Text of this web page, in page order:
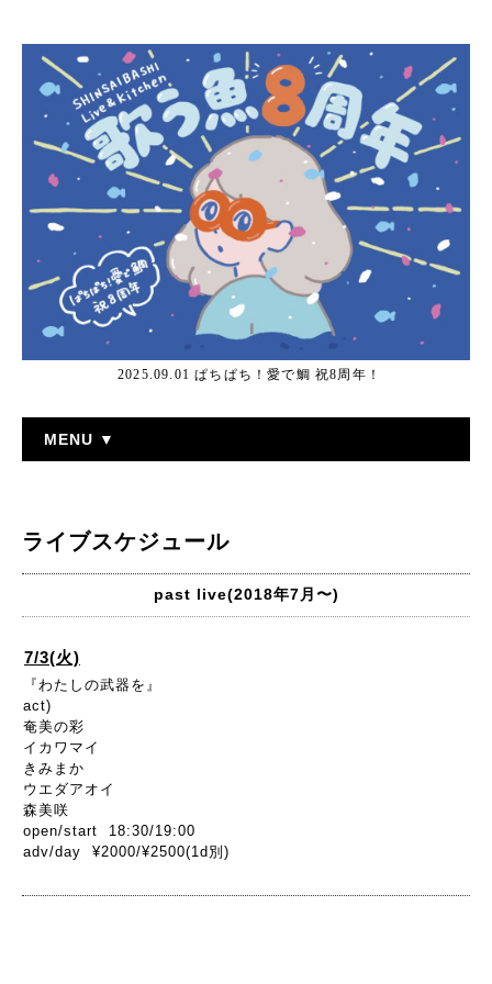
2025.09.01 ぱちぱち！愛で鯛 祝8周年！
MENU ▼
ライブスケジュール
past live(2018年7月〜)
7/3(火)
『わたしの武器を』
act)
奄美の彩
イカワマイ
きみまか
ウエダアオイ
森美咲
open/start 18:30/19:00
adv/day ¥2000/¥2500(1d別)